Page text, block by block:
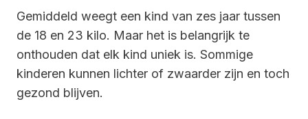
Gemiddeld weegt een kind van zes jaar tussen
de 18 en 23 kilo. Maar het is belangrijk te
onthouden dat elk kind uniek is. Sommige
kinderen kunnen lichter of zwaarder zijn en toch
gezond blijven.